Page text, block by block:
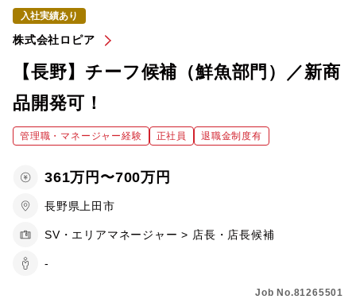
入社実績あり
株式会社ロピア
【長野】チーフ候補（鮮魚部門）／新商
品開発可！
管理職・マネージャー経験 正社員 退職金制度有
361万円〜700万円
長野県上田市
SV・エリアマネージャー > 店長・店長候補
-
Job No.81265501